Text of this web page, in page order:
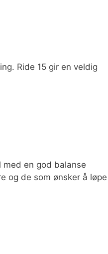
Ride 15 gir en veldig
en god balanse
og de som ønsker å løpe